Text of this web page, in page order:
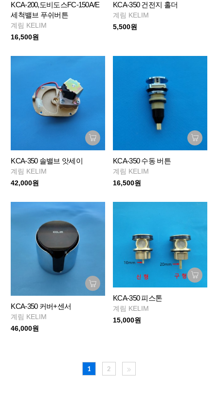
KCA-200,도비도스FC-150A/E
세척밸브 푸쉬버튼
계림 KELIM
16,500원
KCA-350 건전지 홀더
계림 KELIM
5,500원
KCA-350 솔밸브 앗세이
계림 KELIM
42,000원
KCA-350 수동 버튼
계림 KELIM
16,500원
KCA-350 커버+센서
계림 KELIM
46,000원
KCA-350 피스톤
계림 KELIM
15,000원
1 2